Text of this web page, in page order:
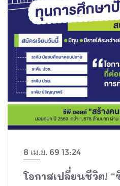
8 เม.ย. 69 13:24
โอกาสเปลี่ยนชีวิต!